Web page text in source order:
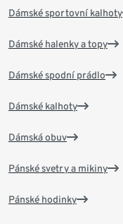
Dámské sportovní kalhoty
Dámské halenky a topy
Dámské spodní prádlo
Dámské kalhoty
Dámská obuv
Pánské svetry a mikiny
Pánské hodinky